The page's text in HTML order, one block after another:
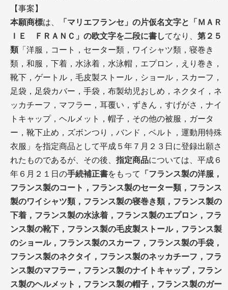
【事案】
本願商標は、
「マリエフランセ」の片仮名文字と「ＭＡＲ
ＩＥ ＦＲＡＮＣ」の欧文字を二段に書してなり、 第２５
類 「洋服，コート，セーター類，ワイシャツ類，寝巻き
類，和服，下着，水泳着，水泳帽，エプロン，えり巻き，
靴下，ゲートル，毛皮製ストール，ショール，スカーフ，
足袋，足袋カバー，手袋，布製幼児おしめ，ネクタイ，ネ
ッカチーフ，マフラー，耳覆い，ずきん，すげがさ，ナイ
トキャップ，ヘルメット，帽子，その他の被服，ガータ
ー，靴下止め，ズボンつり，バンド，ベルト，運動用特殊
衣服」を指定商品として平成５年７月２３日に登録出願さ
れたものであるが、その後、 指定商品については、平成６
年６月２１日の手続補正書をもって
「フランス製の洋服，
フランス製のコート，フランス製のセーター類，フランス
製のワイシャツ類，フランス製の寝巻き類，フランス製の
下着，フランス製の水泳着，フランス製のエプロン，フラ
ンス製の靴下，フランス製の毛皮製ストール，フランス製
のショール，フランス製のスカーフ，フランス製の手袋，
フランス製のネクタイ，フランス製のネッカチーフ，フラ
ンス製のマフラー，フランス製のナイトキャップ，フラン
ス製のヘルメット，フランス製の帽子，フランス製のガー